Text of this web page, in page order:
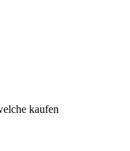
kaufen